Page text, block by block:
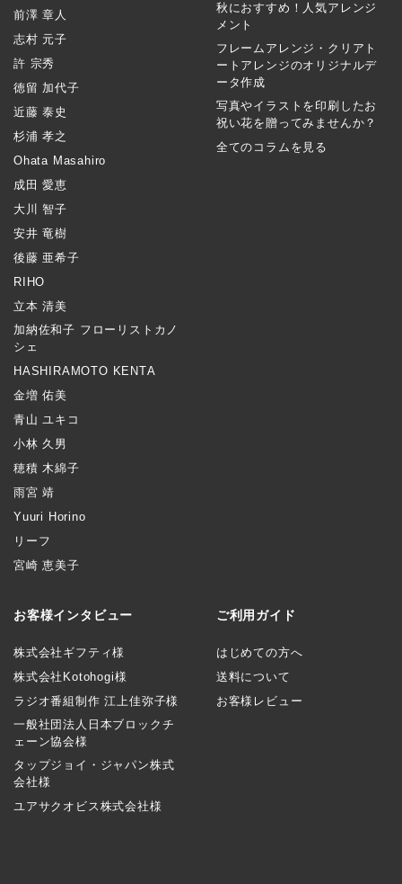
前澤 章人
志村 元子
許 宗秀
徳留 加代子
近藤 泰史
杉浦 孝之
Ohata Masahiro
成田 愛恵
大川 智子
安井 竜樹
後藤 亜希子
RIHO
立本 清美
加納佐和子 フローリストカノ
シェ
HASHIRAMOTO KENTA
金増 佑美
青山 ユキコ
小林 久男
穂積 木綿子
雨宮 靖
Yuuri Horino
リーフ
宮崎 恵美子
秋におすすめ！人気アレンジ
メント
フレームアレンジ・クリアト
ートアレンジのオリジナルデ
ータ作成
写真やイラストを印刷したお
祝い花を贈ってみませんか？
全てのコラムを見る
お客様インタビュー
株式会社ギフティ様
株式会社Kotohogi様
ラジオ番組制作 江上佳弥子様
一般社団法人日本ブロックチ
ェーン協会様
タップジョイ・ジャパン株式
会社様
ユアサクオビス株式会社様
ご利用ガイド
はじめての方へ
送料について
お客様レビュー